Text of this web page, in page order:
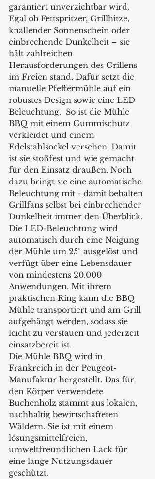
garantiert unverzichtbar wird.
Egal ob Fettspritzer, Grillhitze,
knallender Sonnenschein oder
einbrechende Dunkelheit – sie
hält zahlreichen
Herausforderungen des Grillens
im Freien stand. Dafür setzt die
manuelle Pfeffermühle auf ein
robustes Design sowie eine LED
Beleuchtung.  So ist die Mühle
BBQ mit einem Gummischutz
verkleidet und einem
Edelstahlsockel versehen. Damit
ist sie stoßfest und wie gemacht
für den Einsatz draußen. Noch
dazu bringt sie eine automatische
Beleuchtung mit - damit behalten
Grillfans selbst bei einbrechender
Dunkelheit immer den Überblick.
Die LED-Beleuchtung wird
automatisch durch eine Neigung
der Mühle um 25° ausgelöst und
verfügt über eine Lebensdauer
von mindestens 20.000
Anwendungen. Mit ihrem
praktischen Ring kann die BBQ
Mühle transportiert und am Grill
aufgehängt werden, sodass sie
leicht zu verstauen und jederzeit
einsatzbereit ist.
Die Mühle BBQ wird in
Frankreich in der Peugeot-
Manufaktur hergestellt. Das für
den Körper verwendete
Buchenholz stammt aus lokalen,
nachhaltig bewirtschafteten
Wäldern. Sie ist mit einem
lösungsmittelfreien,
umweltfreundlichen Lack für
eine lange Nutzungsdauer
geschützt.